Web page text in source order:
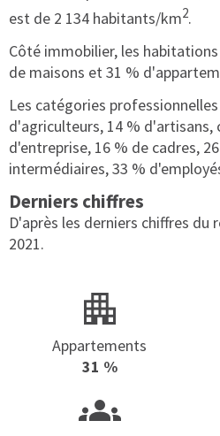
est de 2 134 habitants/km2.
Côté immobilier, les
de maisons et 31 %
Les catégories
d'agriculteurs, 14 %
d'entreprise, 16 % de cadres,
intermédiaires, 33 %
Derniers chiffres
D'après les derniers chiffres du
2021.
Appartements
31 %